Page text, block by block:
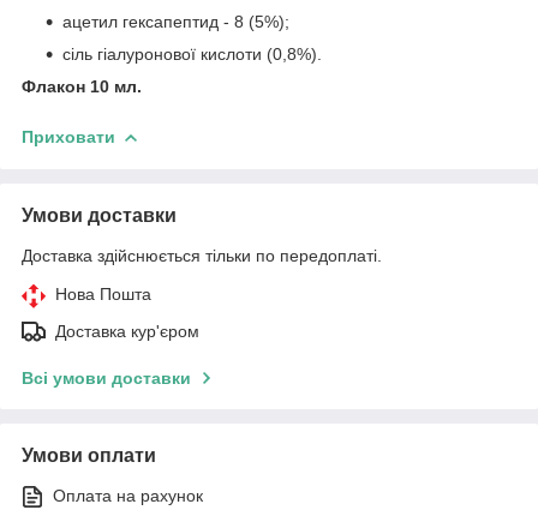
ацетил гексапептид - 8 (5%);
сіль гіалуронової кислоти (0,8%).
Флакон 10 мл.
Приховати
Умови доставки
Доставка здійснюється тільки по передоплаті.
Нова Пошта
Доставка кур'єром
Всі умови доставки
Умови оплати
Оплата на рахунок